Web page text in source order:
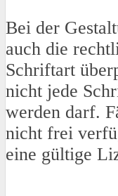
Bei der
auch die
Schriftart
nicht jede
werden darf.
nicht frei
eine gültige